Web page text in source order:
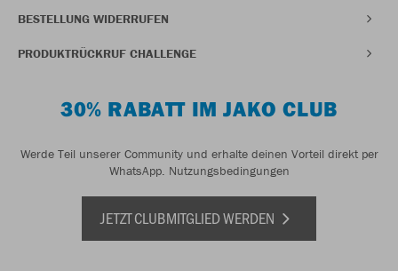
BESTELLUNG WIDERRUFEN
PRODUKTRÜCKRUF CHALLENGE
30% RABATT IM JAKO CLUB
Werde Teil unserer Community und erhalte deinen Vorteil direkt per
WhatsApp. Nutzungsbedingungen
JETZT CLUBMITGLIED WERDEN